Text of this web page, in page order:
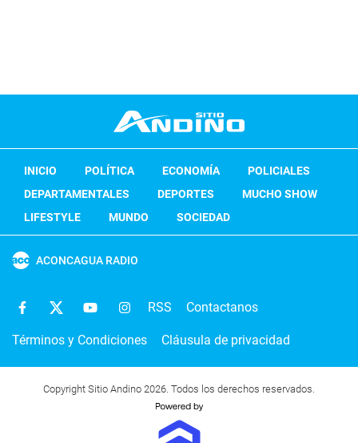
INICIO POLÍTICA ECONOMÍA
POLICIALES
DEPARTAMENTALES
DEPORTES
MUCHO SHOW
LIFESTYLE
MUNDO SOCIEDAD
ACONCAGUA RADIO
RSS Contactanos
Términos y Condiciones Cláusula de privacidad
Copyright Sitio Andino 2026. Todos los derechos reservados.